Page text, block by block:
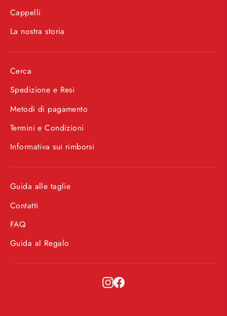
Cappelli
La nostra storia
Cerca
Spedizione e Resi
Metodi di pagamento
Termini e Condizioni
Informativa sui rimborsi
Guida alle taglie
Contatti
FAQ
Guida al Regalo
Instagram
Facebook